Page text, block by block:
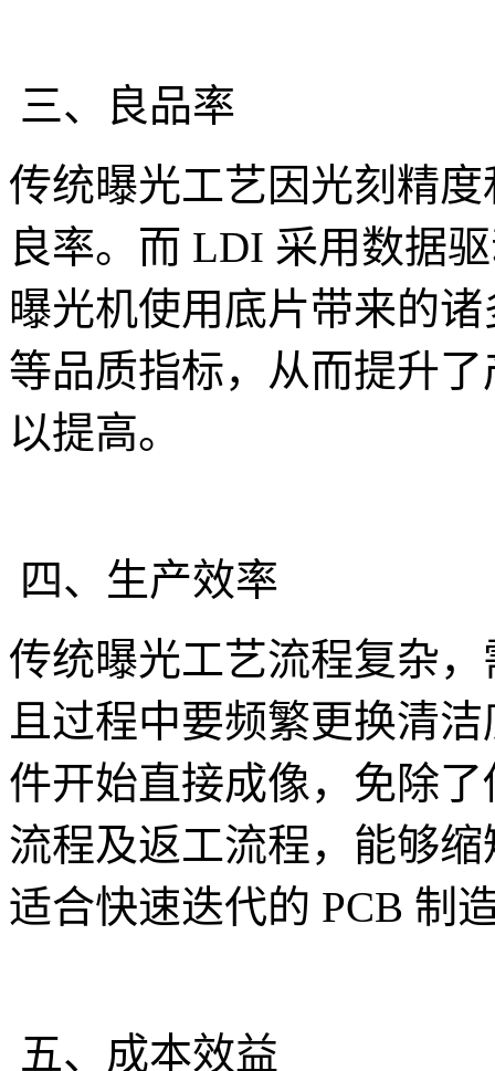
三、良品率
传统曝光工艺因光刻精
良率。而 LDI 采用数据
曝光机使用底片带来的
等品质指标，从而提升
以提高。
四、生产效率
传统曝光工艺流程复杂
且过程中要频繁更换清
件开始直接成像，免除
流程及返工流程，能够
适合快速迭代的 PCB 制
五、成本效益